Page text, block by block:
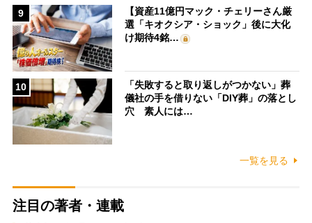
9
【資産11億円マック・チェリーさん厳
選「キオクシア・ショック」後に大化
け期待4銘…
10
「失敗すると取り返しがつかない」葬
儀社の手を借りない「DIY葬」の落とし
穴 素人には…
一覧を見る
注目の著者・連載